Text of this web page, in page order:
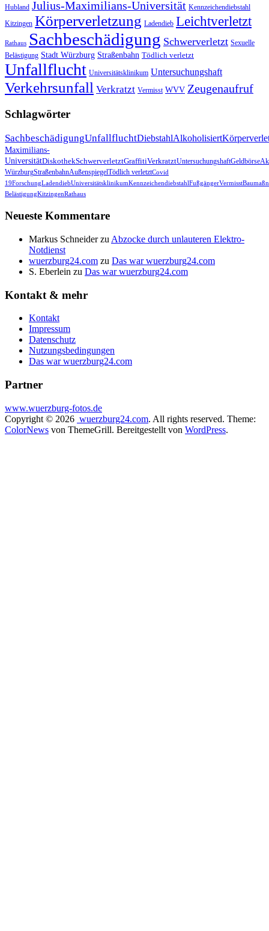
Hubland Julius-Maximilians-Universität Kennzeichendiebstahl
Kitzingen Körperverletzung Ladendieb Leichtverletzt
Rathaus Sachbeschädigung Schwerverletzt Sexuelle
Belästigung Stadt Würzburg Straßenbahn Tödlich verletzt
Unfallflucht Universitätsklinikum Untersuchungshaft
Verkehrsunfall Verkratzt Vermisst WVV Zeugenaufruf
Schlagwörter
SachbeschädigungUnfallfluchtDiebstahlAlkoholisiert
Maximilians-
UniversitätDiskothekSchwerverletztGraffitiVerkratztUntersuchungshaftGeldbörse
WürzburgStraßenbahnAußenspiegelTödlich verletztCovid
19ForschungLadendiebUniversitätsklinikumKennzeichendiebstahlFußgängerVermisst
BelästigungKitzingenRathaus
Neueste Kommentare
Markus Schneiderzu Abzocke durch unlauteren Elektro-
Notdienst
wuerzburg24.com zu Das war wuerzburg24.com
S. Eberlein zu Das war wuerzburg24.com
Kontakt & mehr
Kontakt
Impressum
Datenschutz
Nutzungsbedingungen
Das war wuerzburg24.com
Partner
www.wuerzburg-fotos.de
Copyright © 2026 wuerzburg24.com. All rights reserved. Theme:
ColorNews von ThemeGrill. Bereitgestellt von WordPress.